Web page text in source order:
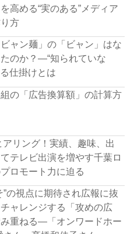
高める“実のある”メディア
方
ャン麺」の「ビャン」はな
のか？―“知られていな
仕掛けとは
組の「広告換算額」の計算方
リング！実績、趣味、出
テレビ出演を増やす千葉ロ
ロモート力に迫る
”の視点に期待され広報に抜
ャレンジする「攻めの広
重ねる―「オンワードホー